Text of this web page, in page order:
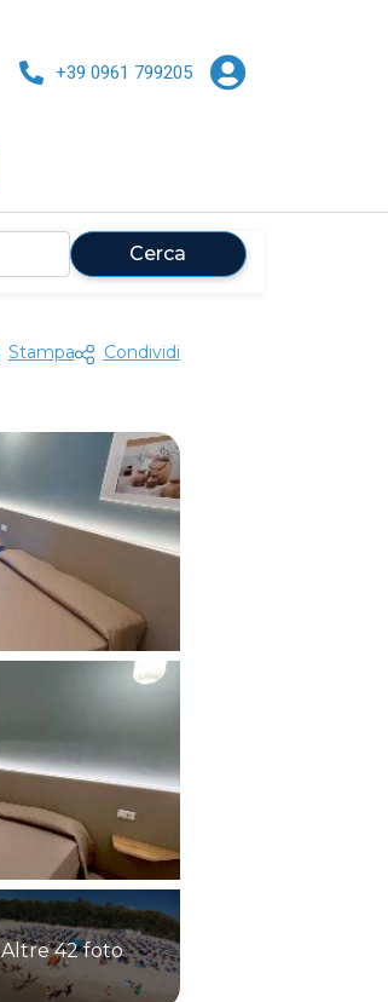
+39 0961 799205
Cerca
Stampa Condividi
Altre 42 foto